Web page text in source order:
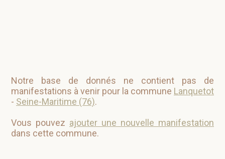
Notre base de donnés ne contient pas de
manifestations à venir pour la commune Lanquetot
- Seine-Maritime (76).
Vous pouvez ajouter une nouvelle manifestation
dans cette commune.